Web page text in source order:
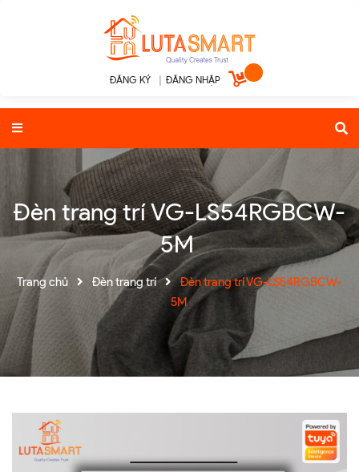
ĐĂNG KÝ ĐĂNG NHẬP
Đèn trang trí VG-LS54RGBCW-
5M
Trang chủ Đèn trang trí
Đèn trang trí VG-LS54RGBCW-
5M